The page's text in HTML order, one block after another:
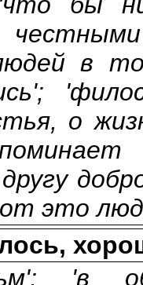
в
о
это
'в